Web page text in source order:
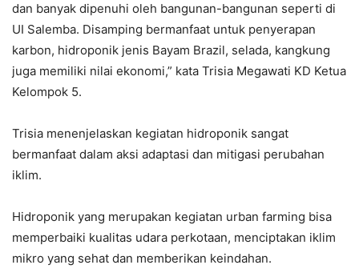
dan banyak dipenuhi oleh bangunan-bangunan seperti di
UI Salemba. Disamping bermanfaat untuk penyerapan
karbon, hidroponik jenis Bayam Brazil, selada, kangkung
juga memiliki nilai ekonomi,” kata Trisia Megawati KD Ketua
Kelompok 5.
Trisia menenjelaskan kegiatan hidroponik sangat
bermanfaat dalam aksi adaptasi dan mitigasi perubahan
iklim.
Hidroponik yang merupakan kegiatan urban farming bisa
memperbaiki kualitas udara perkotaan, menciptakan iklim
mikro yang sehat dan memberikan keindahan.